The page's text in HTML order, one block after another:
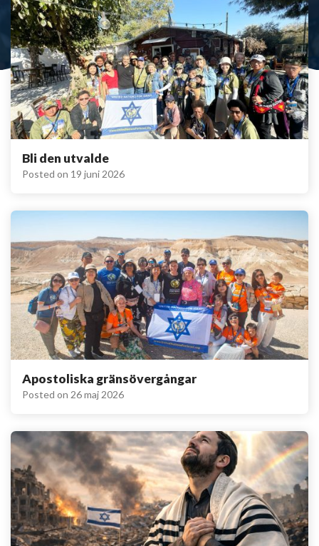
Bli den utvalde
Posted on 19 juni 2026
Apostoliska gränsövergångar
Posted on 26 maj 2026